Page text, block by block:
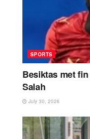
SPORTS
Besiktas met
Salah
July 30, 2026